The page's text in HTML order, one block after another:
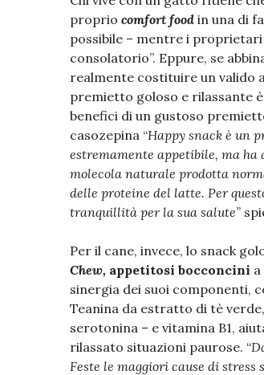
proprio comfort food in una di
possibile – mentre i
consolatorio”. Eppure, se
realmente costituire un valido
premietto goloso e rilassante è
benefici di un gustoso
casozepina “Happy snack è un
estremamente appetibile, ma
molecola naturale prodotta
delle proteine del latte. Per
tranquillità per la sua salute”
Per il cane, invece, lo snack
Chew, appetitosi bocconcini
sinergia dei suoi componenti,
Teanina da estratto di tè
serotonina – e vitamina B1,
rilassato situazioni paurose. “
Feste le maggiori cause di